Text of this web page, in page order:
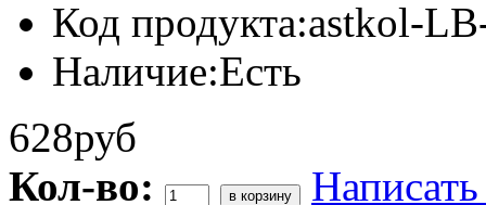
Код продукта:astkol-
Наличие:Есть
628руб
Кол-во: